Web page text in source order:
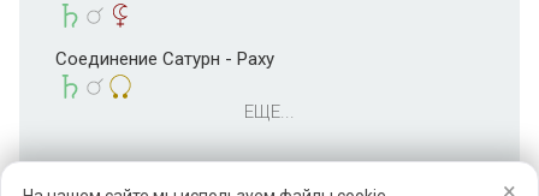
Соединение Сатурн - Раху
ЕЩЕ...